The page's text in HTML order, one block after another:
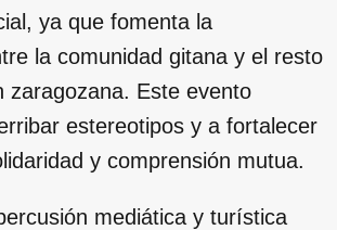
ya que fomenta la
la comunidad gitana y el resto
zaragozana. Este evento
estereotipos y a fortalecer
y comprensión mutua.
mediática y turística